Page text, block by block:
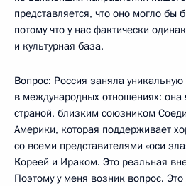
представляется, что оно могло бы
потому что у нас фактически
и культурная база.
Вопрос: Россия заняла
в международных отношениях: она
страной, близким союзником
Америки, которая поддерживает
со всеми представителями «оси
Кореей и Ираком. Это реальная
Поэтому у меня возник вопрос. Это